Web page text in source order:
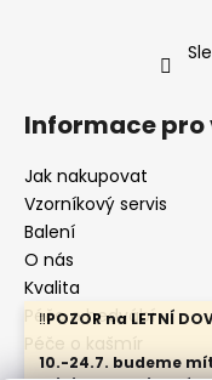
‼️POZOR na LETNÍ
10.-24.7. budeme
Informace pro
Jak nakupovat
Vzorníkový servis
Balení
O nás
Kvalita
Péče o hedvábí
Péče o kašmír